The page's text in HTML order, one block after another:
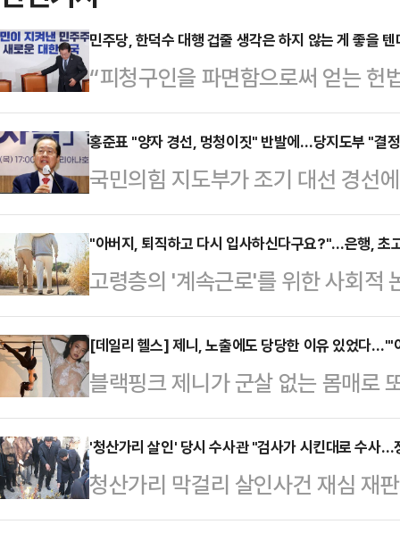
민주당, 한덕수 대행 겁줄 생각은 하지 않는 게 좋을 텐
“피청구인을 파면함으로써 얻는 헌
국가적 손실을 압도할 정도로 크다
선고문의 결론이다. 헌재 재판관 8
날까? 국민과 역사의 법정에서는
더불어민주당으로서는 실로 오래
에서 몰아내는 데 성공했다. 지금
대한민국은 한덕수 대통령 권한대
를 하는 사람은 따로 있다.…
홍준표 "양자 경선, 멍청이짓" 반발에…당지도부 "결
국민의힘 지도부가 조기 대선 경선
최후 두 후보를 뽑아 양자 결선을
것이 없다"고 밝혔다.이양수 국민
나 '양자 결선 구도에 대해 찬탄(탄
다는 지적이 나왔다'는 물음에 "양
앞서 일부 언론은 국민의힘이 이번
의 득표가 과반에 못 미칠 경우 결
보도했다…
"아버지, 퇴직하고 다시 입사하신다구요?"…은행, 초
고령층의 '계속근로'를 위한 사회적
직 후 재고용' 제도가 떠오르고 있
취업률 하락 등 여러 부작용을 동반
고용 기회를 제공하는 등 고령층 일
위기다.8일 금융권에 따르면 초고
계속근로에 대한 고민이 깊어지고
직 후에도 더 오래 생산적으로 일할
국은행 조사국 고…
[데일리 헬스] 제니, 노출에도 당당한 이유 있었다…"'
블랙핑크 제니가 군살 없는 몸매로
거진 '옴므걸스'는 공식 SNS(소셜
했다.공개된 화보 속 제니는 군살
을 끌었다.제니는 최근 몸매를 드러
보이고 있다.지난달 29일(현지시
'청산가리 살인' 당시 수사관 "검사가 시킨대로 수사…
청산가리 막걸리 살인사건 재심 재
관이 증인으로 출석해 "당시 수사